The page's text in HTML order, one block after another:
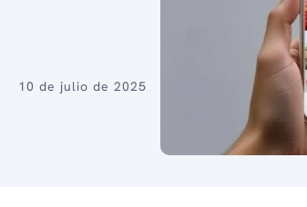
10 de julio de 2025